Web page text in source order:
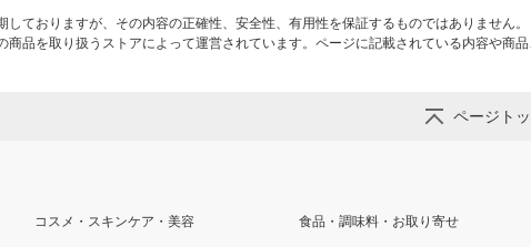
ておりますが、その内容の正確性、安全性、有用性を保証するものではありません。
品を取り扱うストアによって運営されています。ページに記載されている内容や商
ページト
コスメ・スキンケア・美容 食品・調味料・お取り寄せ